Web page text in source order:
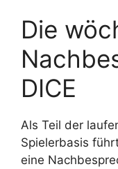
Die
DICE
Als Teil der
Spielerbasis
eine